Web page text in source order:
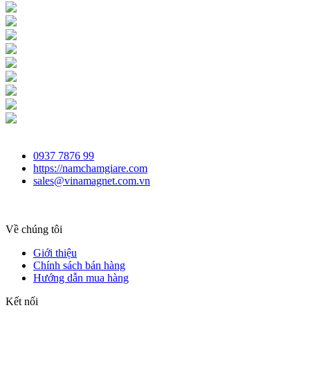
0937 7876 99
https://namchamgiare.com
sales@vinamagnet.com.vn
Về chúng tôi
Giới thiệu
Chính sách bán hàng
Hướng dẫn mua hàng
Kết nối